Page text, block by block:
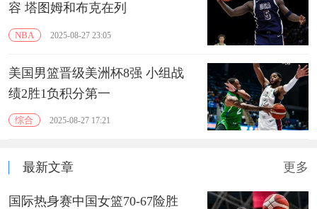
容 塔图姆和布克在列
NBA 2025-08-27 23:05
美国男篮晋级美洲杯8强 小组战
绩2胜1负积分第一
综合 2025-08-27 17:21
最新文章 更多
国际热身赛中国女篮70-67险胜